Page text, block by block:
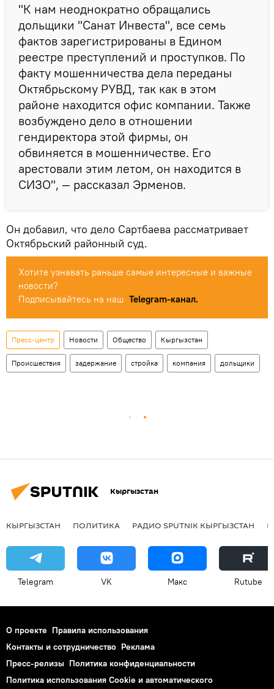
"К нам неоднократно обращались
дольщики "Санат Инвеста", все семь
фактов зарегистрированы в Едином
реестре преступлений и проступков. По
факту мошенничества дела переданы
Октябрьскому РУВД, так как в этом
районе находится офис компании. Также
возбуждено дело в отношении
гендиректора этой фирмы, он
обвиняется в мошенничестве. Его
арестовали этим летом, он находится в
СИЗО", — рассказал Эрменов.
Он добавил, что дело Сартбаева рассматривает
Октябрьский районный суд.
Хотите узнавать раньше самые интересные и важные
новости?
Подписывайтесь на наш Telegram-канал.
Пресс-центр Новости Общество Кыргызстан
Происшествия задержание стройка компания дольщики
Кыргызстан
КЫРГЫЗСТАН ПОЛИТИКА РАДИО SPUTNIK КЫРГЫЗСТАН
Telegram VK Макс Rutube
О проекте Правила использования
Контакты и сотрудничество Реклама
Пресс-релизы Политика конфиденциальности
Политика использования Cookie и автоматического